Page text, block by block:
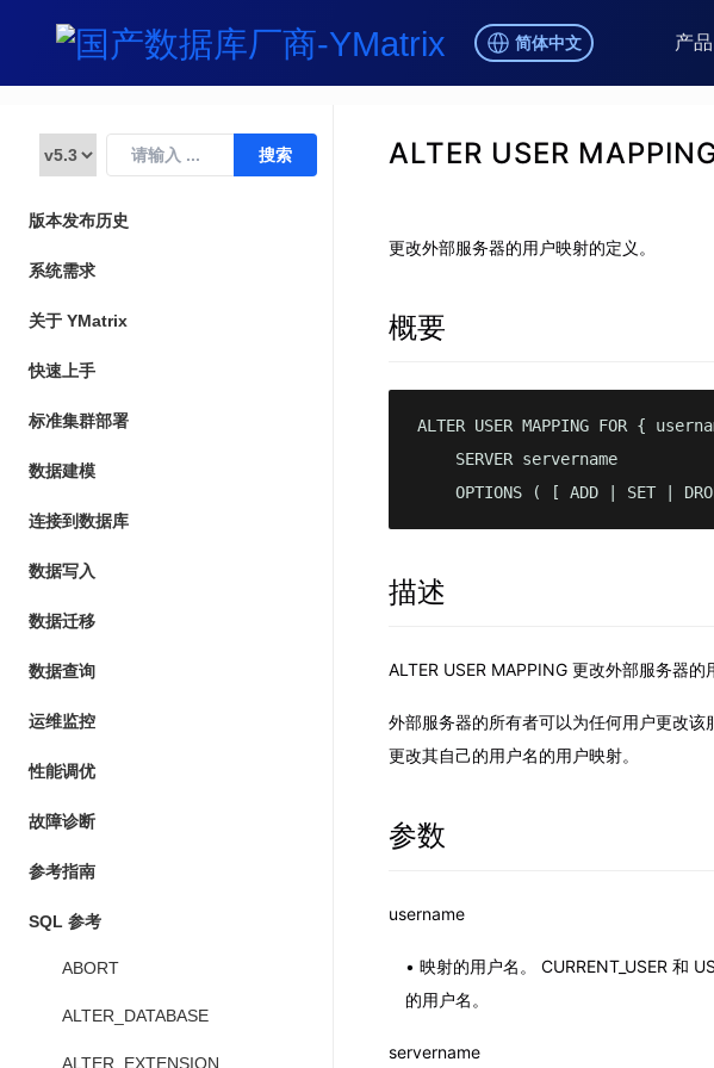
简体中文 产品
版本发布历史
系统需求
关于 YMatrix
快速上手
标准集群部署
数据建模
连接到数据库
数据写入
数据迁移
数据查询
运维监控
性能调优
故障诊断
参考指南
SQL 参考
ABORT
ALTER_DATABASE
ALTER_EXTENSION
ALTER USER
更改外部服务器的用户映射的定义。
概要
ALTER USER MAPPING FOR {
    SERVER servername
OPTIONS ( [ ADD | SET |
描述
ALTER USER MAPPING 更改外部服务器的
外部服务器的所有者可以为任何用户更改
更改其自己的用户名的用户映射。
参数
username
映射的用户名。 CURRENT_USER 和
的用户名。
servername